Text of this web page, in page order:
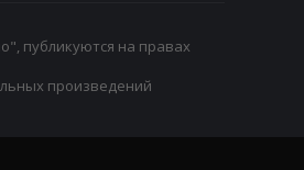
публикуются на правах
произведений